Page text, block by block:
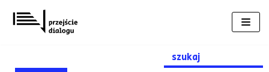
Przejdź
do
Search
for: